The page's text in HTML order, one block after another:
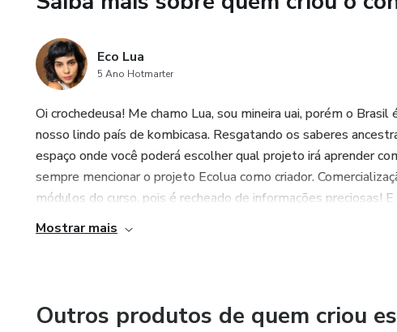
Eco Lua
5 Ano Hotmarter
Oi crochedeusa! Me chamo Lua, sou mineira uai, porém o
nosso lindo país de kombicasa. Resgatando os saberes
espaço onde você poderá escolher qual projeto irá aprender
sempre mencionar o projeto Ecolua como criador.
módulos do curso, pois é recheado de informações preciosas! E
Mostrar mais
Outros produtos de quem criou